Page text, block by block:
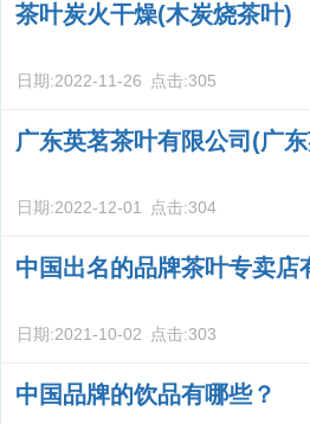
茶叶炭火干燥(木炭烧茶叶)
日期:2022-11-26 点击:305
广东英茗茶叶有限公司(广
日期:2022-12-01 点击:304
中国出名的品牌茶叶专卖店
日期:2021-10-02 点击:303
中国品牌的饮品有哪些？